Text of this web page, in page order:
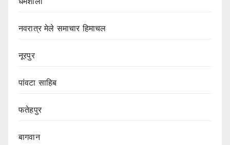
नवरात्र मेले समाचार हिमाचल
नूरपुर
पांवटा साहिब
फतेहपुर
बागवान